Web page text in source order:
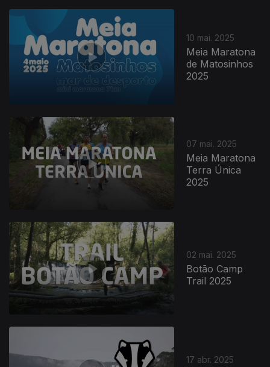
10 mai. 2025
Meia Maratona
de Matosinhos
2025
07 mai. 2025
Meia Maratona
Terra Única
2025
02 mai. 2025
Botão Camp
Trail 2025
17 abr. 2025